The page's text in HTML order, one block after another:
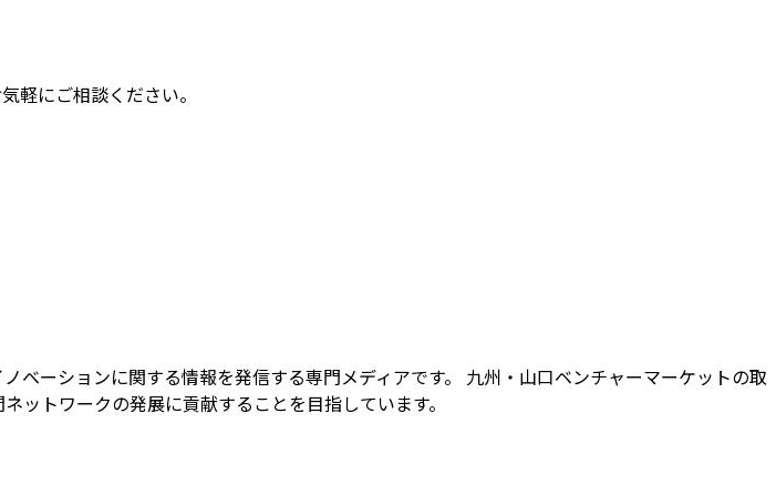
軽にご相談ください。
ーションに関する情報を発信する専門メディアです。 九州・山口ベンチャーマーケットの取
ットワークの発展に貢献することを目指しています。